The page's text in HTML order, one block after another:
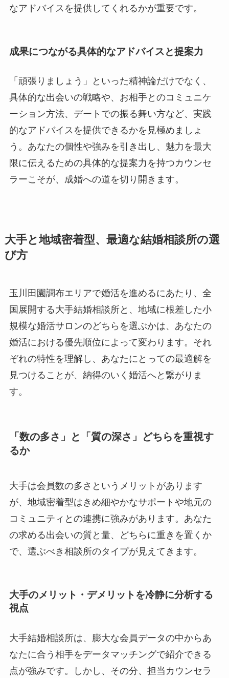
なアドバイスを提供してくれるかが重要です。
成果につながる具体的なアドバイスと提案力
「頑張りましょう」といった精神論だけでなく、
具体的な出会いの戦略や、お相手とのコミュニケ
ーション方法、デートでの振る舞い方など、実践
的なアドバイスを提供できるかを見極めましょ
う。あなたの個性や強みを引き出し、魅力を最大
限に伝えるための具体的な提案力を持つカウンセ
ラーこそが、成婚への道を切り開きます。
大手と地域密着型、最適な結婚相談所の選
び方
玉川田園調布エリアで婚活を進めるにあたり、全
国展開する大手結婚相談所と、地域に根差した小
規模な婚活サロンのどちらを選ぶかは、あなたの
婚活における優先順位によって変わります。それ
ぞれの特性を理解し、あなたにとっての最適解を
見つけることが、納得のいく婚活へと繋がりま
す。
「数の多さ」と「質の深さ」どちらを重視す
るか
大手は会員数の多さというメリットがあります
が、地域密着型はきめ細やかなサポートや地元の
コミュニティとの連携に強みがあります。あなた
の求める出会いの質と量、どちらに重きを置くか
で、選ぶべき相談所のタイプが見えてきます。
大手のメリット・デメリットを冷静に分析する
視点
大手結婚相談所は、膨大な会員データの中からあ
なたに合う相手をデータマッチングで紹介できる
点が強みです。しかし、その分、担当カウンセラ